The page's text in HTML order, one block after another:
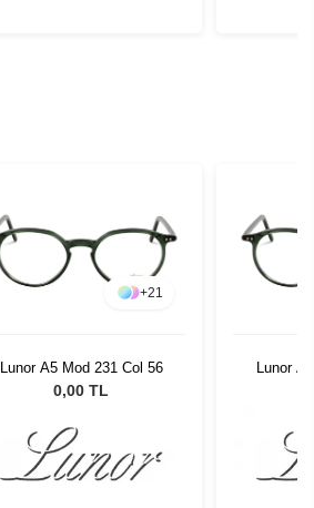
+21
Lunor A5 Mod 231 Col 56
0,00 TL
Lunor